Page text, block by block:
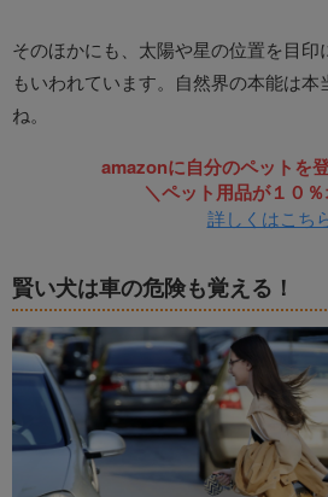
そのほかにも、太陽や星の位置を目印
もいわれています。自然界の本能は
ね。
amazonに自分のペットを
＼ペット用品が１０
詳しくはこち
賢い犬は車の危険も覚える！